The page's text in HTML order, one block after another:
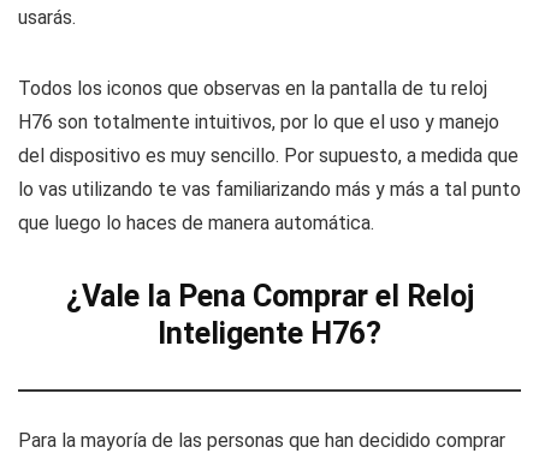
usarás.
Todos los iconos que observas en la pantalla de tu reloj
H76 son totalmente intuitivos, por lo que el uso y manejo
del dispositivo es muy sencillo. Por supuesto, a medida que
lo vas utilizando te vas familiarizando más y más a tal punto
que luego lo haces de manera automática.
¿Vale la Pena Comprar el Reloj
Inteligente H76?
Para la mayoría de las personas que han decidido comprar